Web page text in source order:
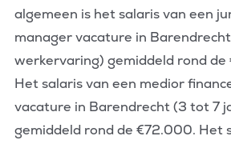
algemeen is het salaris van een
manager vacature in
werkervaring) gemiddeld rond
Het salaris van een medior
vacature in Barendrecht (3 tot 7
gemiddeld rond de €72.000. Het